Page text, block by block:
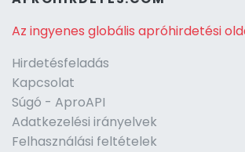
Az ingyenes globális apróhirdetési
Hirdetésfeladás
Kapcsolat
Súgó - AproAPI
Adatkezelési irányelvek
Felhasználási feltételek